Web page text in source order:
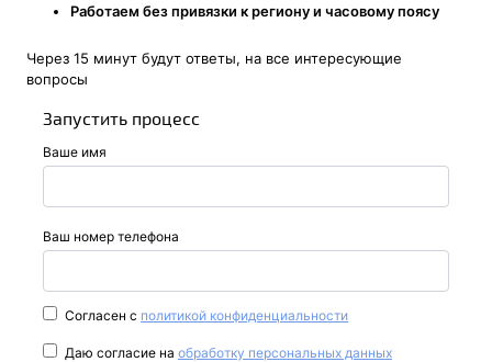
Работаем без привязки к региону и часовому поясу
Через 15 минут будут ответы, на все интересующие
вопросы
Запустить процесс
Ваше имя
Ваш номер телефона
Согласен с политикой конфиденциальности
Даю согласие на обработку персональных данных